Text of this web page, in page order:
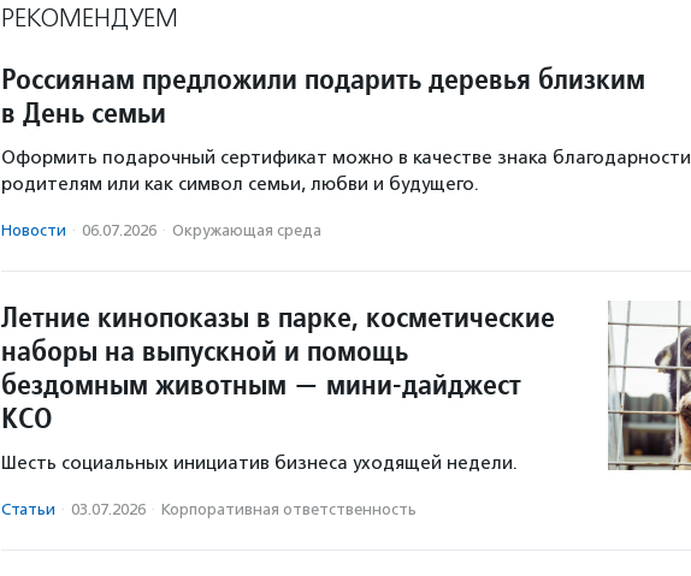
РЕКОМЕНДУЕМ
Россиянам предложили подарить деревья близким
в День семьи
Оформить подарочный сертификат можно в качестве знака благодарности
родителям или как символ семьи, любви и будущего.
Новости · 06.07.2026 · Окружающая среда
Летние кинопоказы в парке, косметические
наборы на выпускной и помощь
бездомным животным — мини-дайджест
КСО
Шесть социальных инициатив бизнеса уходящей недели.
Статьи · 03.07.2026 · Корпоративная ответственность